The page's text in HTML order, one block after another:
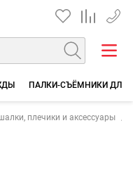
+7
ПАЛКИ-СЪЁМНИКИ ДЛЯ
плечики и аксессуары